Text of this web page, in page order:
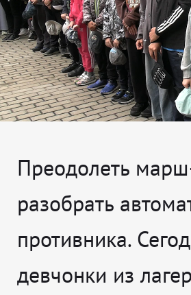
Преодолеть
разобрать
противника.
девчонки из